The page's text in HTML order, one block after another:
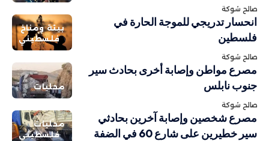
صالح شوكة
بيئة ومناخ
فلسطيني
انحسار تدريجي للموجة الحارة في
فلسطين
صالح شوكة
محليات
مصرع مواطن وإصابة أخرى بحادث سير
جنوب نابلس
صالح شوكة
محليات
فلسطيني
مصرع شخصين وإصابة آخرين بحادثي
سير خطيرين على شارع 60 في الضفة